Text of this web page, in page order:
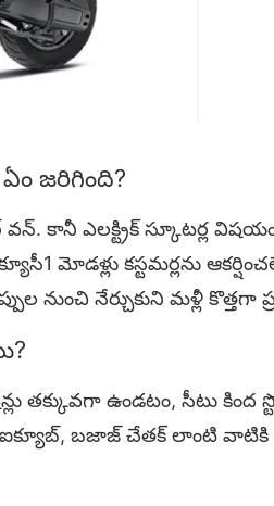
జరిగింది?
కానీ ఎలక్ట్రిక్ స్కూటర్ల
మోడళ్లు కస్టమర్లను
నుంచి నేర్చుకుని మళ్లీ కొత్తగా
తక్కువగా ఉండటం, సీటు కింద
ఐక్యూబ్, బజాజ్ చేతక్ లాంటి